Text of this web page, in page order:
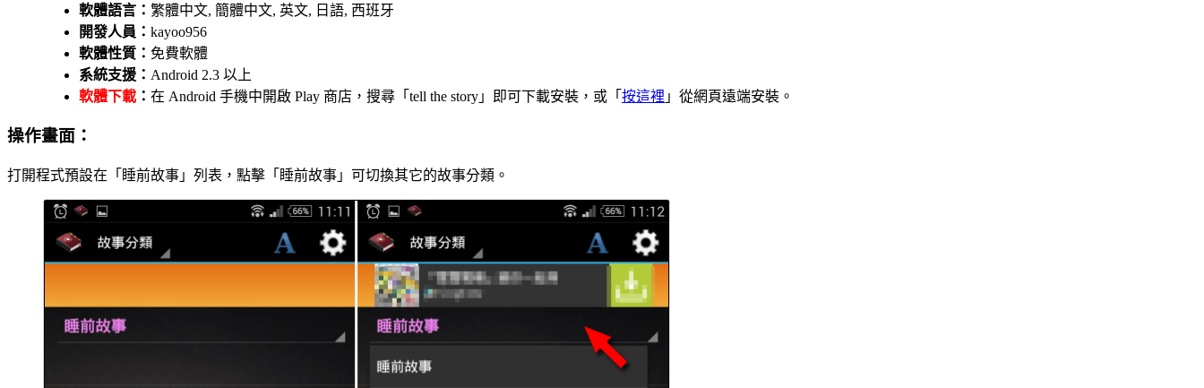
軟體語言： 繁體中文, 簡體中文, 英文, 日語, 西班牙
開發人員： kayoo956
軟體性質： 免費軟體
系統支援： Android 2.3 以上
軟體下載 ： 在 Android 手機中開啟 Play 商店，搜尋「tell the story」即可下載安裝，或「 按這裡 」從網頁遠端安裝。
操作畫面：
打開程式預設在「睡前故事」列表，點擊「睡前故事」可切換其它的故事分類。